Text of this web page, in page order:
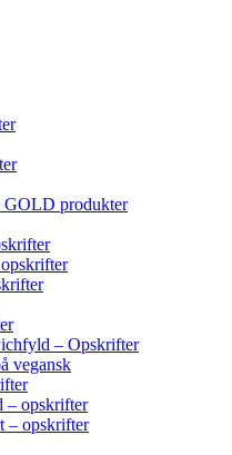
produkter
– Opskrifter
vegansk
– opskrifter
– opskrifter